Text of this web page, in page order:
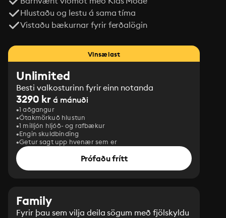
Hlustaðu og lestu á sama tíma
Vistaðu bækurnar fyrir ferðalögin
Vinsælast
Unlimited
Besti valkosturinn fyrir einn notanda
3290 kr á mánuði
1 aðgangur
Ótakmörkuð hlustun
1 milljón hljóð- og rafbækur
Engin skuldbinding
Getur sagt upp hvenær sem er
Prófaðu frítt
Family
Fyrir þau sem vilja deila sögum með fjölskyldu